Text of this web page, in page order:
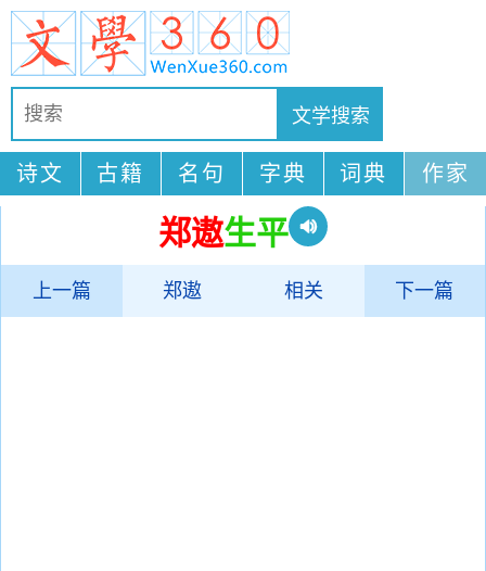
诗文 古籍 名句 字典 词典 作家
郑遨生平
上一篇 郑遨 相关 下一篇